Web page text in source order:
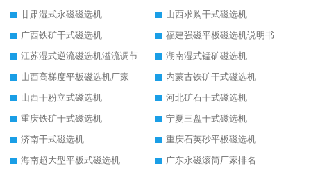
甘肃湿式永磁磁选机
山西求购干式磁选机
广西铁矿干式磁选机
福建强磁平板磁选机说明书
江苏湿式逆流磁选机溢流调节
湖南湿式锰矿磁选机
山西高梯度平板磁选机厂家
内蒙古铁矿干式磁选机
山西干粉立式磁选机
河北矿石干式磁选机
重庆铁矿干式磁选机
宁夏三盘干式磁选机
济南干式磁选机
重庆石英砂平板磁选机
海南超大型平板式磁选机
广东永磁滚筒厂家排名